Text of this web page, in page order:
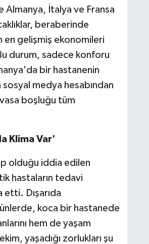
İtalya ve Fransa
beraberinde
en gelişmiş ekonomileri
durum, sadece konforu
bir hastanenin
medya hesabından
boşluğu tüm
Klima Var'
olduğu iddia edilen
hastaların tedavi
Dışarıda
koca bir hastanede
hem de yaşam
yaşadığı zorlukları şu